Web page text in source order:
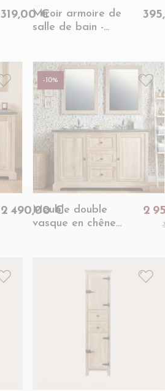
319,00 €Miroir armoire de
salle de bain -
2 490,00 €
-10%
Meuble double
vasque en chêne
2